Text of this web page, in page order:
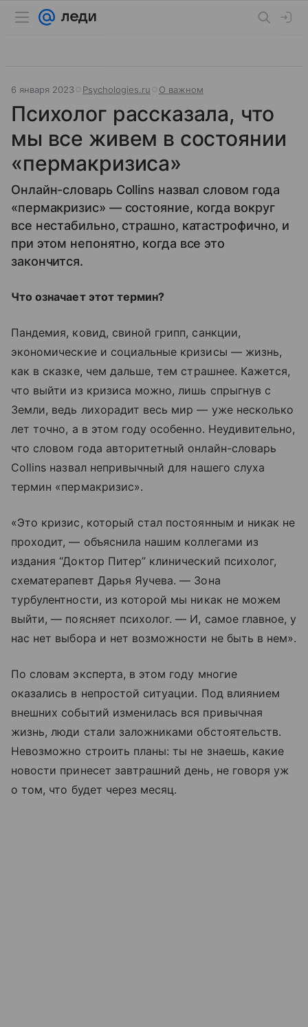
6 января 2023 Psychologies.ru О важном
Психолог рассказала, что
мы все живем в состоянии
«пермакризиса»
Онлайн-словарь Collins назвал словом года
«пермакризис» — состояние, когда вокруг
все нестабильно, страшно, катастрофично, и
при этом непонятно, когда все это
закончится.
Что означает этот термин?
Пандемия, ковид, свиной грипп, санкции,
экономические и социальные кризисы — жизнь,
как в сказке, чем дальше, тем страшнее. Кажется,
что выйти из кризиса можно, лишь спрыгнув с
Земли, ведь лихорадит весь мир — уже несколько
лет точно, а в этом году особенно. Неудивительно,
что словом года авторитетный онлайн-словарь
Collins назвал непривычный для нашего слуха
термин «пермакризис».
«Это кризис, который стал постоянным и никак не
проходит, — объяснила нашим коллегами из
издания “Доктор Питер” клинический психолог,
схематерапевт Дарья Яучева. — Зона
турбулентности, из которой мы никак не можем
выйти, — поясняет психолог. — И, самое главное, у
нас нет выбора и нет возможности не быть в нем».
По словам эксперта, в этом году многие
оказались в непростой ситуации. Под влиянием
внешних событий изменилась вся привычная
жизнь, люди стали заложниками обстоятельств.
Невозможно строить планы: ты не знаешь, какие
новости принесет завтрашний день, не говоря уж
о том, что будет через месяц.